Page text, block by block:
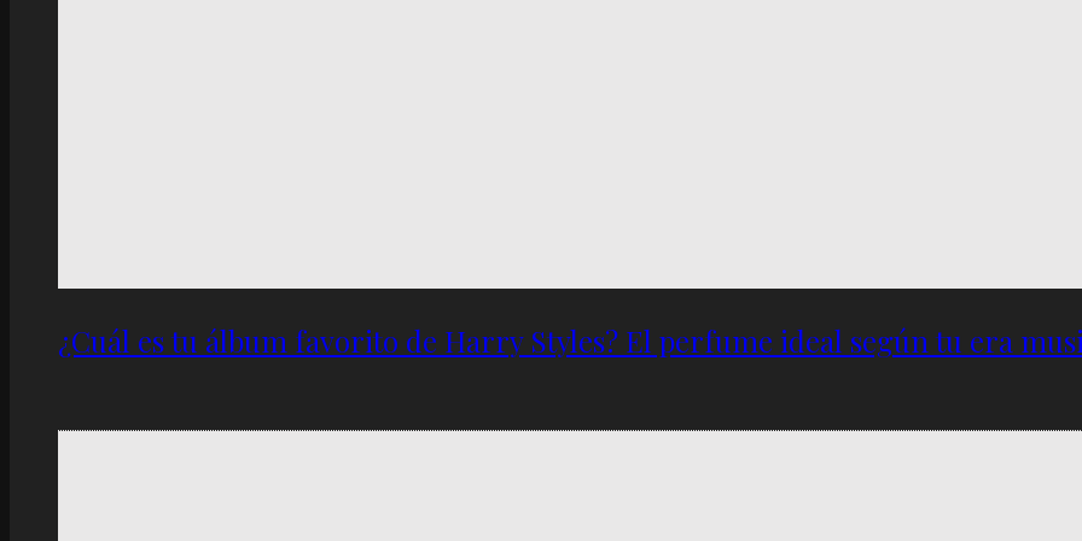
¿Cuál es tu álbum favorito de Harry Styles? El perfume ideal según tu era